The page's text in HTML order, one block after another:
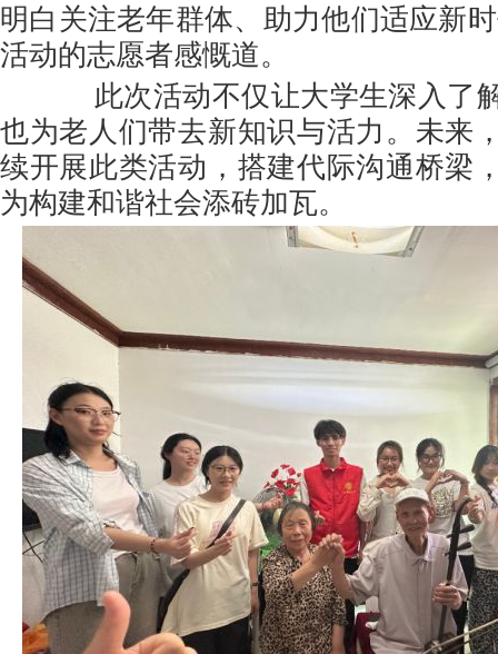
明白关注老年群体、助力他们适应新
活动的志愿者感慨道。
此次活动不仅让大学生深入了
也为老人们带去新知识与活力。未来
续开展此类活动，搭建代际沟通桥梁
为构建和谐社会添砖加瓦。